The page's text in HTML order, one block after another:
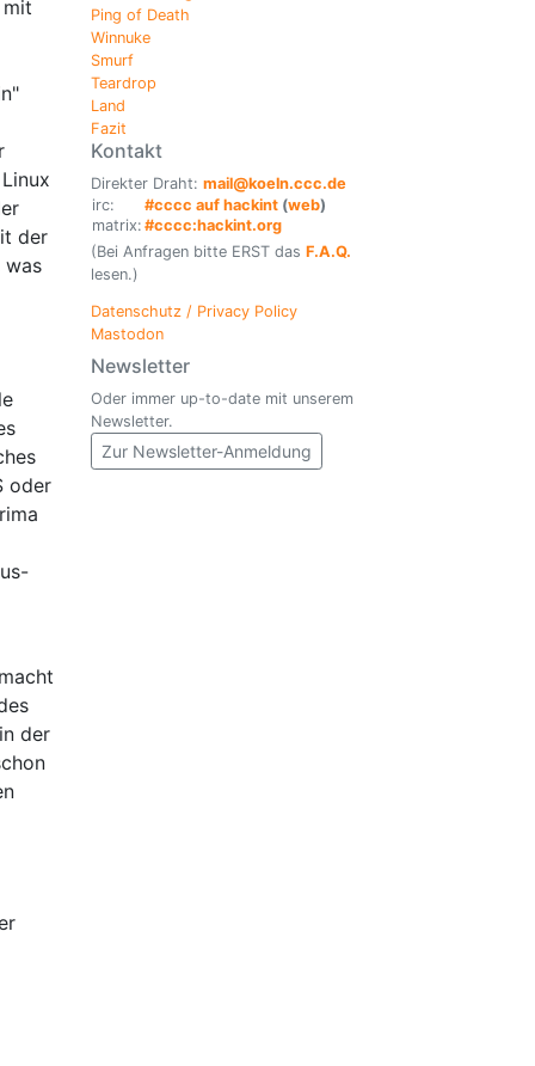
der
was
oder
der
Ping of Death
Winnuke
Smurf
Teardrop
Land
Fazit
Kontakt
Direkter Draht: mail@koeln.ccc.de
irc:
#cccc auf hackint (web)
matrix: #cccc:hackint.org
(Bei Anfragen bitte ERST das F.A.Q.
lesen.)
Datenschutz / Privacy Policy
Mastodon
Newsletter
Oder immer up-to-date mit unserem
Newsletter.
Zur Newsletter-Anmeldung